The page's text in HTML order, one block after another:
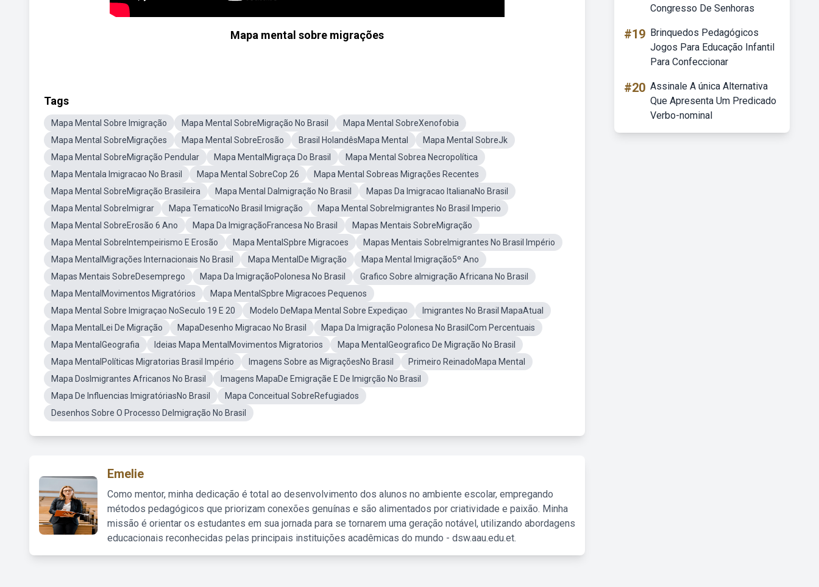
Mapa mental sobre migrações
Tags
Mapa Mental Sobre Imigração Mapa Mental SobreMigração No Brasil
Mapa Mental SobreXenofobia
Mapa Mental SobreMigrações
Mapa Mental SobreErosão Brasil HolandêsMapa Mental
Mapa Mental SobreJk
Mapa Mental SobreMigração Pendular
Mapa MentalMigraça Do Brasil
Mapa Mental Sobrea Necropolítica
Mapa Mentala Imigracao No Brasil
Mapa Mental SobreCop 26
Mapa Mental Sobreas Migrações Recentes
Mapa Mental SobreMigração Brasileira
Mapa Mental DaImigração No Brasil
Mapas Da Imigracao ItalianaNo Brasil
Mapa Mental SobreImigrar
Mapa TematicoNo Brasil Imigração
Mapa Mental SobreImigrantes No Brasil Imperio
Mapa Mental SobreErosão 6 Ano
Mapa Da ImigraçãoFrancesa No Brasil
Mapas Mentais SobreMigração
Mapa Mental SobreIntempeirismo E Erosão
Mapa MentalSpbre Migracoes
Mapas Mentais SobreImigrantes No Brasil Império
Mapa MentalMigrações Internacionais No Brasil
Mapa MentalDe Migração
Mapa Mental Imigração5º Ano
Mapas Mentais SobreDesemprego
Mapa Da ImigraçãoPolonesa No Brasil
Grafico Sobre aImigração Africana No Brasil
Mapa MentalMovimentos Migratórios
Mapa MentalSpbre Migracoes Pequenos
Mapa Mental Sobre Imigraçao NoSeculo 19 E 20
Modelo DeMapa Mental Sobre Expediçao
Imigrantes No Brasil MapaAtual
Mapa MentalLei De Migração
MapaDesenho Migracao No Brasil
Mapa Da Imigração Polonesa No BrasilCom Percentuais
Mapa MentalGeografia
Ideias Mapa MentalMovimentos Migratorios
Mapa MentalGeografico De Migração No Brasil
Mapa MentalPolíticas Migratorias Brasil Império
Imagens Sobre as MigraçõesNo Brasil
Primeiro ReinadoMapa Mental
Mapa DosImigrantes Africanos No Brasil
Imagens MapaDe Emigraçãe E De Imigrção No Brasil
Mapa De Influencias ImigratóriasNo Brasil
Mapa Conceitual SobreRefugiados
Desenhos Sobre O Processo DeImigração No Brasil
Emelie
Como mentor, minha dedicação é total ao desenvolvimento dos alunos no ambiente escolar, empregando
métodos pedagógicos que priorizam conexões genuínas e são alimentados por criatividade e paixão. Minha
missão é orientar os estudantes em sua jornada para se tornarem uma geração notável, utilizando abordagens
educacionais reconhecidas pelas principais instituições acadêmicas do mundo - dsw.aau.edu.et.
Congresso De Senhoras
#19 Brinquedos Pedagógicos
Jogos Para Educação Infantil
Para Confeccionar
#20 Assinale A única Alternativa
Que Apresenta Um Predicado
Verbo-nominal